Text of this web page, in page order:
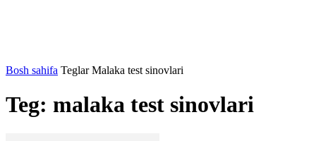
Bosh sahifa Teglar Malaka test sinovlari
Teg: malaka test sinovlari